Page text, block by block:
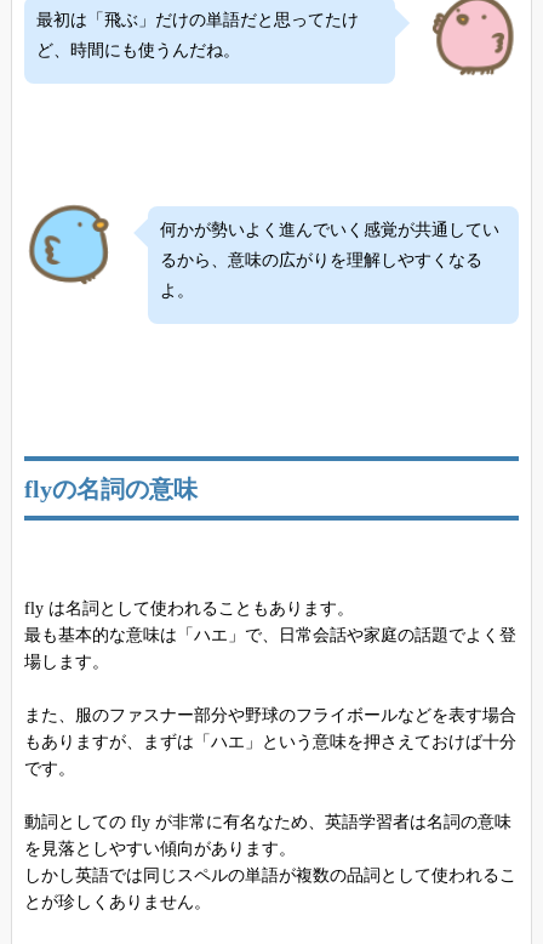
最初は「飛ぶ」だけの単語だと思ってたけ
ど、時間にも使うんだね。
何かが勢いよく進んでいく感覚が共通してい
るから、意味の広がりを理解しやすくなる
よ。
flyの名詞の意味
fly は名詞として使われることもあります。
最も基本的な意味は「ハエ」で、日常会話や家庭の話題でよく登
場します。
また、服のファスナー部分や野球のフライボールなどを表す場合
もありますが、まずは「ハエ」という意味を押さえておけば十分
です。
動詞としての fly が非常に有名なため、英語学習者は名詞の意味
を見落としやすい傾向があります。
しかし英語では同じスペルの単語が複数の品詞として使われるこ
とが珍しくありません。